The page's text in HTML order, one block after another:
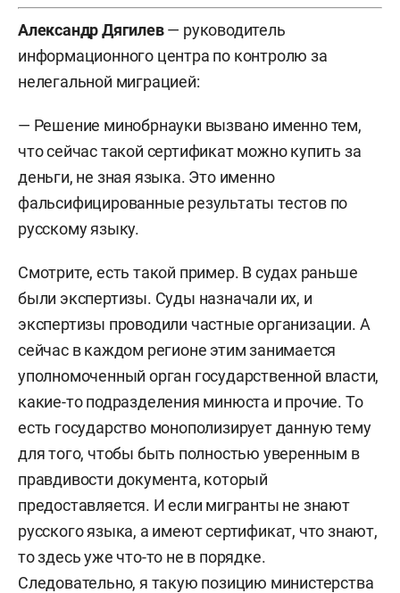
Александр Дягилев— руководитель
информационного центра по контролю за
нелегальной миграцией:
— Решение минобрнауки вызвано именно тем,
что сейчас такой сертификат можно купить за
деньги, не зная языка. Это именно
фальсифицированные результаты тестов по
русскому языку.
Смотрите, есть такой пример. В судах раньше
были экспертизы. Суды назначали их, и
экспертизы проводили частные организации. А
сейчас в каждом регионе этим занимается
уполномоченный орган государственной власти,
какие-то подразделения минюста и прочие. То
есть государство монополизирует данную тему
для того, чтобы быть полностью уверенным в
правдивости документа, который
предоставляется. И если мигранты не знают
русского языка, а имеют сертификат, что знают,
то здесь уже что-то не в порядке.
Следовательно, я такую позицию министерства